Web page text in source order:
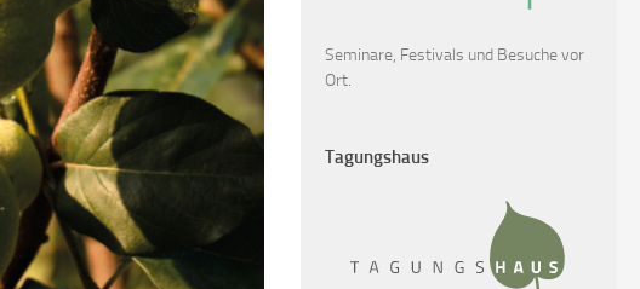
Seminare, Festivals und Besuche vor
Ort.
Tagungshaus